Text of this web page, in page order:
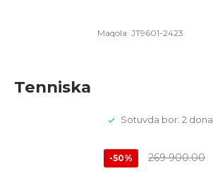
Maqola: JT9601-2423
Tenniska
Sotuvda bor: 2 dona.
-50% 269 900.00